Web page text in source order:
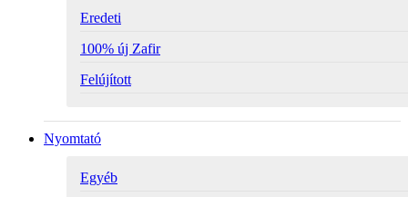
Eredeti
100% új Zafir
Felújított
Nyomtató
Egyéb